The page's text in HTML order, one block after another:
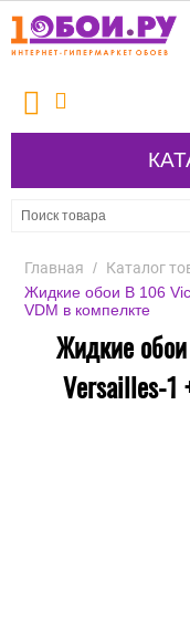
Главная / Каталог
Жидкие обои В 106
VDM в компелкте
Жидкие
Versailles-1